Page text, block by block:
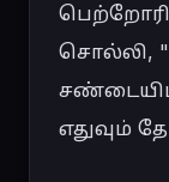
சொல்லி,
எதுவும்